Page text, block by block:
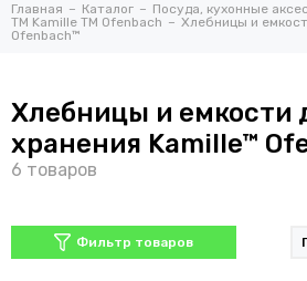
Главная Каталог
Посуда, кухонные
TM Kamille TM Ofenbach
Хлебницы и
Ofenbach™
Хлебницы и емкости
хранения Kamille™
Фильтр товаров